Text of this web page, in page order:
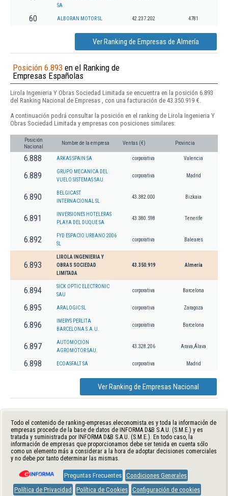
SA
60 ALBORAN MOTOR SL 42.237.202 4781
Ver Ranking de Empresas de Almería
Posición 6.893 en el Ranking de
Empresas Españolas
Lirola Ingenieria Y Obras Sociedad Limitada se encuentra en la posición 6.893
del Ranking Nacional de Empresas , con una facturación de 43.350.919 €.
A continuación podrá consultar la posición en el ranking de Lirola Ingenieria Y
Obras Sociedad Limitada y empresas con posiciones similares:
Posición
Nacional
Nombre de la empresa Ventas (€) Provincia
6.888 ARKAS SPAIN SA corporativa Valencia
6.889
GRUPO MECANICA DEL
VUELO SISTEMAS SAU
corporativa Madrid
6.890
BELGICAST
INTERNACIONAL SL
43.382.000 Bizkaia
6.891
INVERSIONES HOTELERAS
PLAYA DEL DUQUE SA
43.380.598 Tenerife
6.892
FYD ESPACIO URBANO 2006
SL
corporativa Baleares
6.893
LIROLA INGENIERIA Y
OBRAS SOCIEDAD
LIMITADA
43.350.919 Almería
6.894
SICK OPTIC ELECTRONIC
SAU
corporativa Barcelona
6.895 ARALOGIC SL corporativa Zaragoza
6.896
IMERYS PERLITA
BARCELONA S.A.U.
corporativa Barcelona
6.897
AUTOMOCION
AGROMOTOR SAU.
43.328.206 Arava,Álava
6.898 ECOASFALT SA corporativa Madrid
Ver Ranking de Empresas Nacional
Todo el contenido de ranking-empresas.eleconomista.es y toda la información de
empresas procede de la base de datos de INFORMA D&B S.A.U. (S.M.E.) y es
tratada y suministrada por INFORMA D&B S.A.U. (S.M.E.). En todo caso, la
información de empresas que proporcionamos debe ser tenida en cuenta sólo
como un elemento más a considerar a la hora de adoptar decisiones comerciales
y no debe por tanto determinar las mismas.
Preguntas Frecuentes Condiciones Generales
Política de Privacidad
Política de Cookies Configuración de cookies